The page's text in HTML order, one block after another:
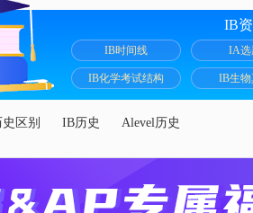
IB
IB时间线 IA选
IB化学考试结构 IB生物
区别 IB历史 Alevel历史